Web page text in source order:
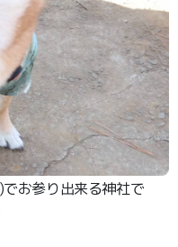
お参り出来る神社で